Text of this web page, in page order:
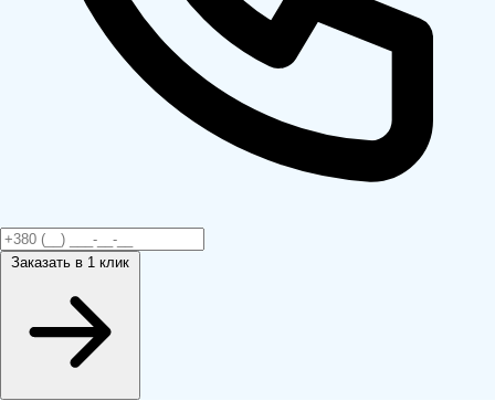
Заказать в 1 клик